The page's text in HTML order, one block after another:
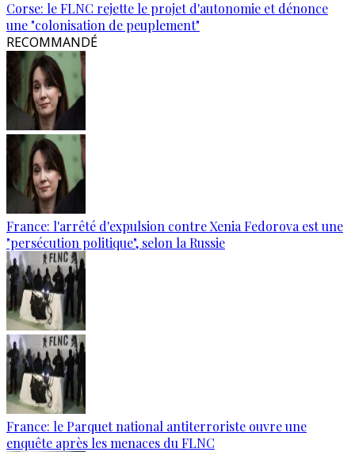
Corse: le FLNC rejette le projet d'autonomie et dénonce
une "colonisation de peuplement"
RECOMMANDÉ
France: l'arrêté d'expulsion contre Xenia Fedorova est une
"persécution politique", selon la Russie
France: le Parquet national antiterroriste ouvre une
enquête après les menaces du FLNC